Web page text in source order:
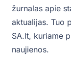
žurnalas apie
aktualijas. Tuo
SA.lt, kuriame
naujienos.